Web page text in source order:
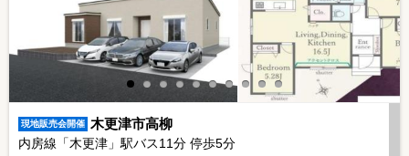
現地販売会開催 木更津市高柳
内房線「木更津」駅バス11分 停歩5分